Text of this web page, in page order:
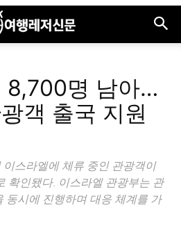
8,700명 남아…
객 출국 지원
스라엘에 체류 중인 관광객이
확인됐다. 이스라엘 관광부는 관
동시에 진행하며 대응 체계를 가